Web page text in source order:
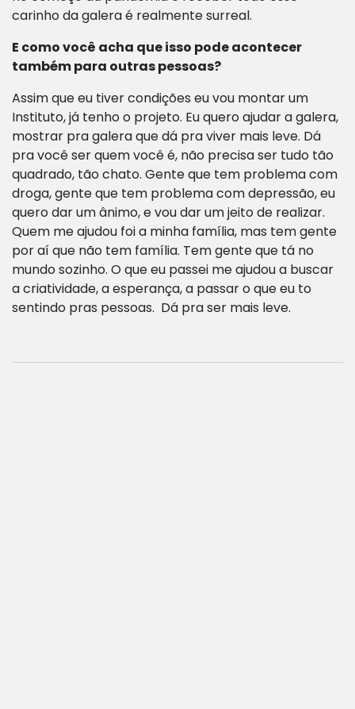
carinho da galera é realmente surreal.
E como você acha que isso pode acontecer
também para outras pessoas?
Assim que eu tiver condições eu vou montar um
Instituto, já tenho o projeto. Eu quero ajudar a galera,
mostrar pra galera que dá pra viver mais leve. Dá
pra você ser quem você é, não precisa ser tudo tão
quadrado, tão chato. Gente que tem problema com
droga, gente que tem problema com depressão, eu
quero dar um ânimo, e vou dar um jeito de realizar.
Quem me ajudou foi a minha família, mas tem gente
por aí que não tem família. Tem gente que tá no
mundo sozinho. O que eu passei me ajudou a buscar
a criatividade, a esperança, a passar o que eu to
sentindo pras pessoas. Dá pra ser mais leve.